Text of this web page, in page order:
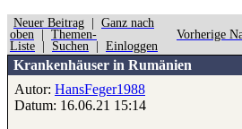
Neuer Beitrag
Ganz nach
oben
Themen-
Liste
Suchen Einloggen
Vorherige
Krankenhäuser in Rumänien
Autor: HansFeger1988
Datum: 16.06.21 15:14